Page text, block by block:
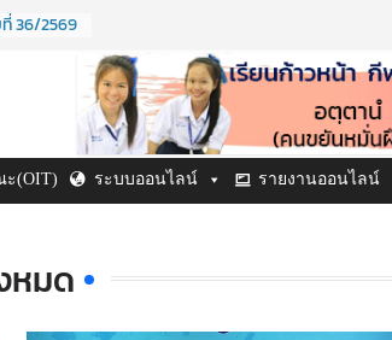
36/2569
๙
38/2569
37/2569
ะ(OIT) ระบบออนไลน์ รายงานออนไลน์
หมด